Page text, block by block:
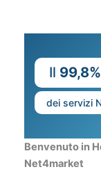
Il 99,8%
dei servizi
Benvenuto in
Net4market